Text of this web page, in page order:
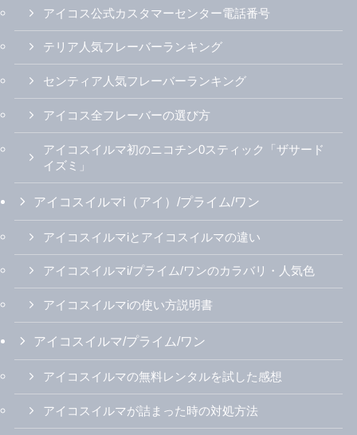
アイコス公式カスタマーセンター電話番号
テリア人気フレーバーランキング
センティア人気フレーバーランキング
アイコス全フレーバーの選び方
アイコスイルマ初のニコチン0スティック「ザサード
イズミ」
アイコスイルマi（アイ）/プライム/ワン
アイコスイルマiとアイコスイルマの違い
アイコスイルマi/プライム/ワンのカラバリ・人気色
アイコスイルマiの使い方説明書
アイコスイルマ/プライム/ワン
アイコスイルマの無料レンタルを試した感想
アイコスイルマが詰まった時の対処方法